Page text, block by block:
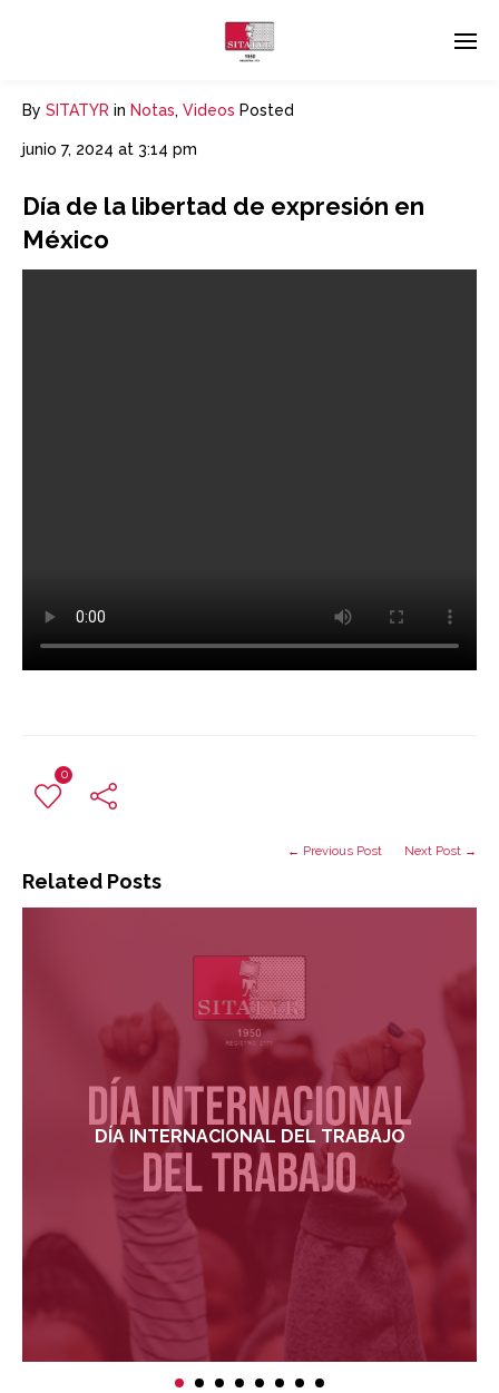
By SITATYR in Notas, Videos Posted
junio 7, 2024 at 3:14 pm
Día de la libertad de expresión en
México
0
Related Posts
← Previous Post Next Post →
DÍA INTERNACIONAL DEL TRABAJO